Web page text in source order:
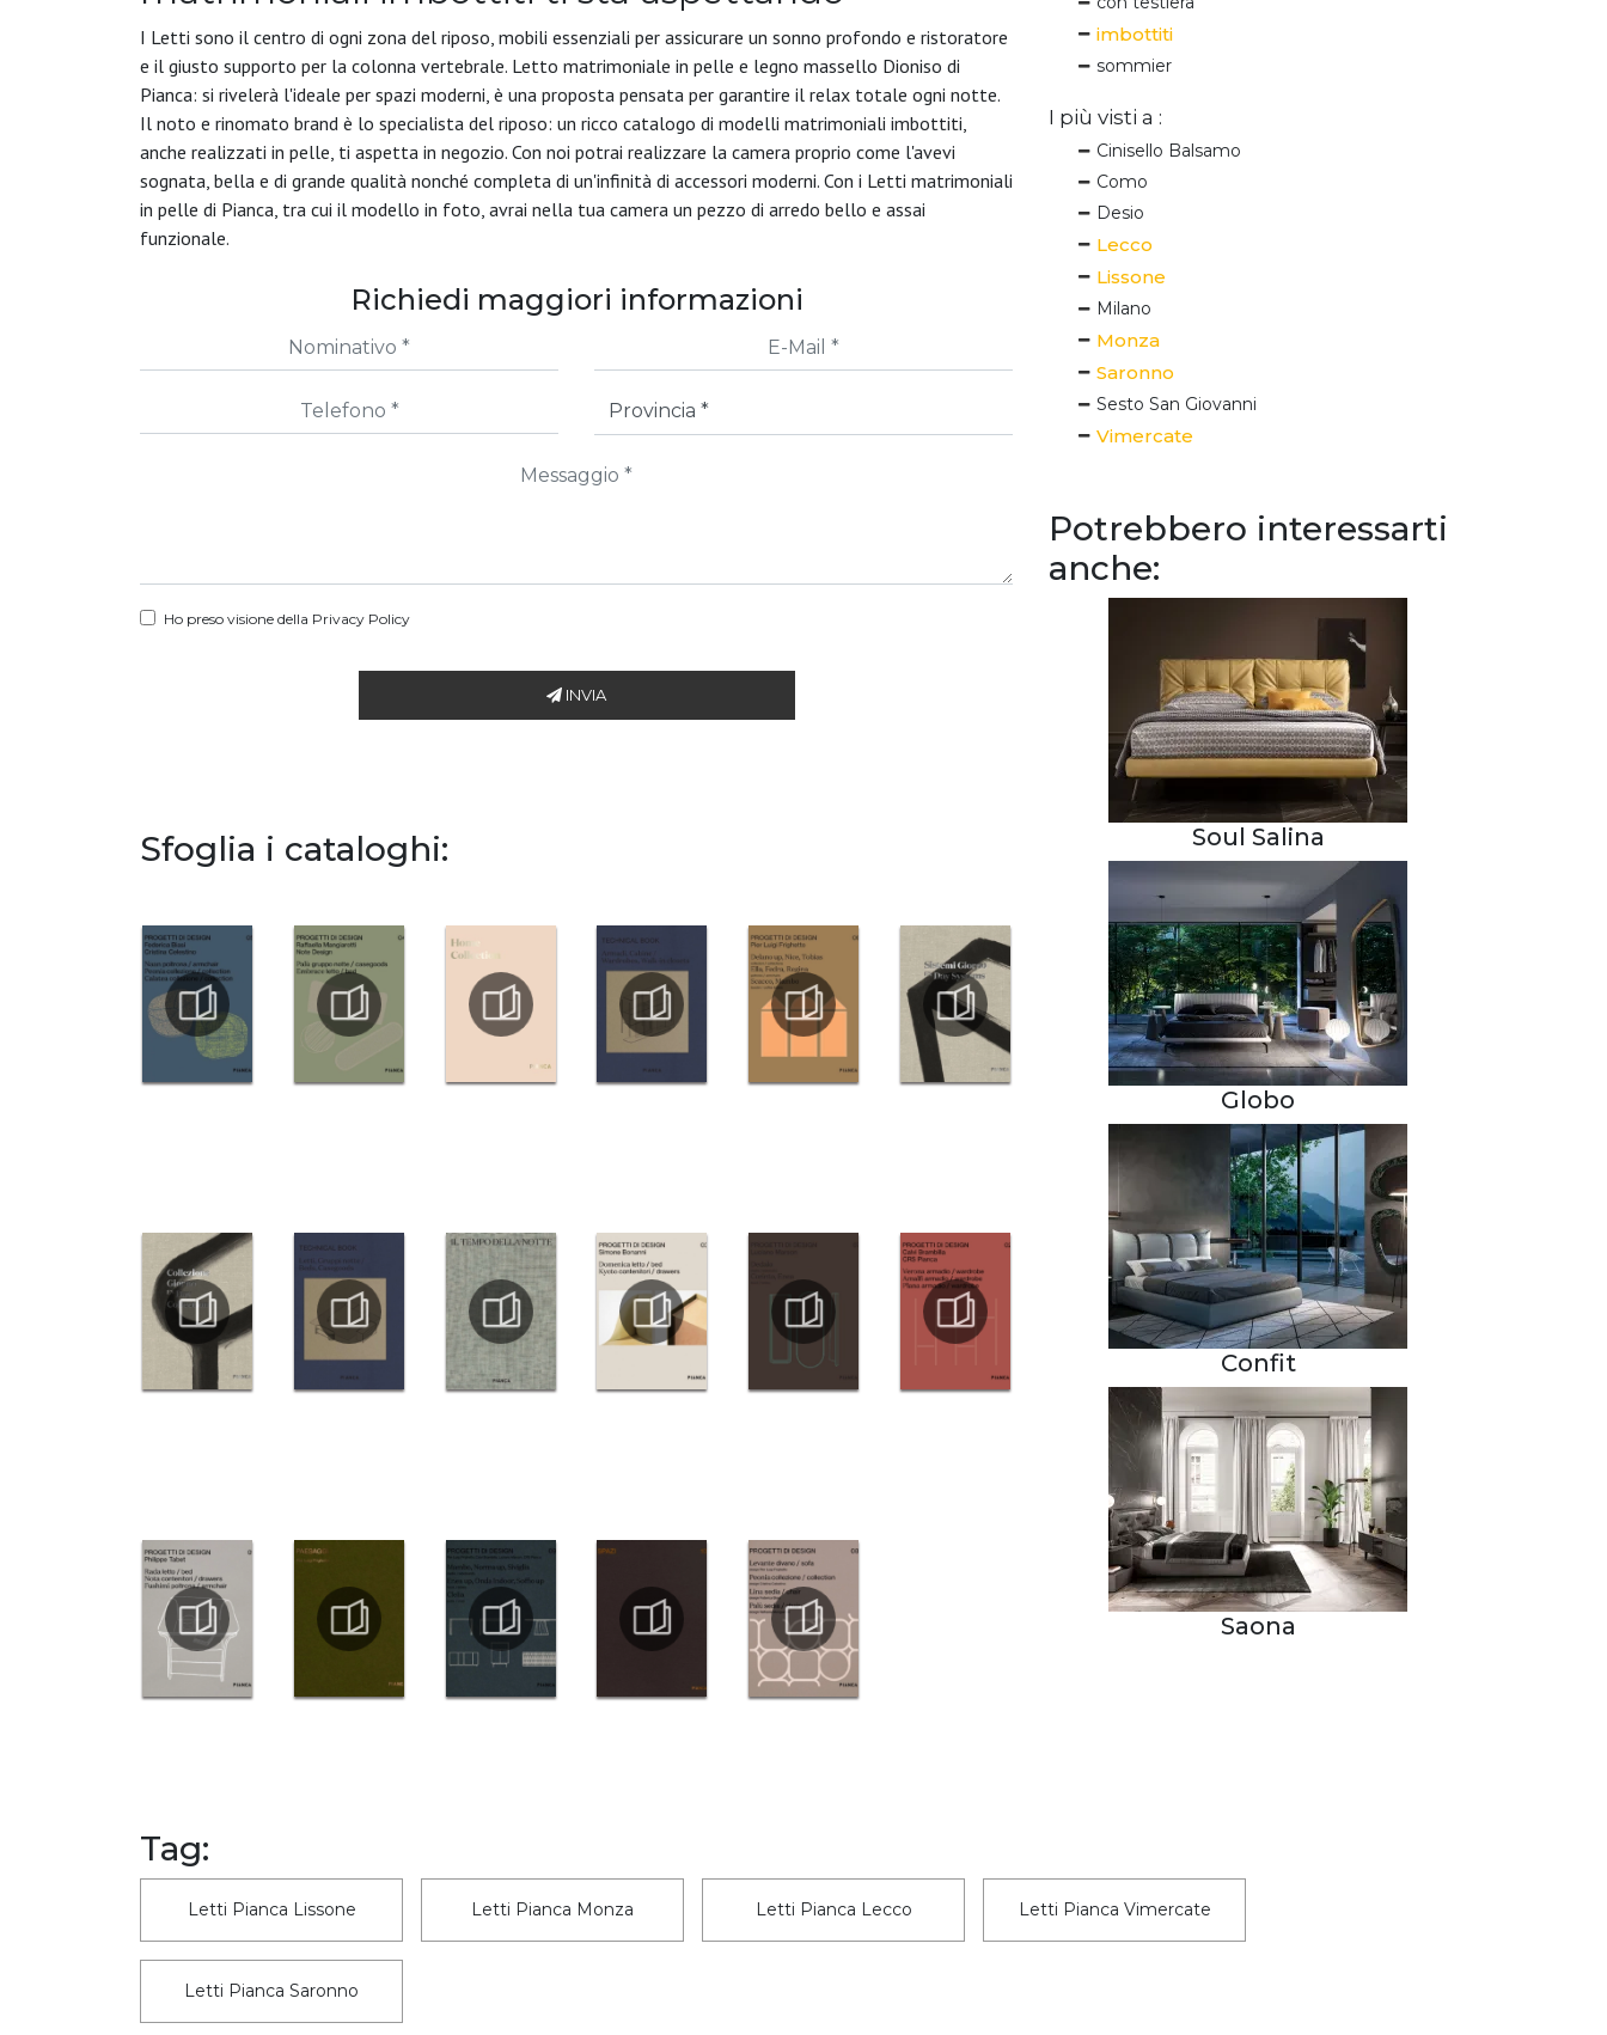
I Letti sono il centro di ogni zona del riposo, mobili essenziali per assicurare un sonno profondo e ristoratore
e il giusto supporto per la colonna vertebrale. Letto matrimoniale in pelle e legno massello Dioniso di
Pianca: si rivelerà l'ideale per spazi moderni, è una proposta pensata per garantire il relax totale ogni notte.
Il noto e rinomato brand è lo specialista del riposo: un ricco catalogo di modelli matrimoniali imbottiti,
anche realizzati in pelle, ti aspetta in negozio. Con noi potrai realizzare la camera proprio come l'avevi
sognata, bella e di grande qualità nonché completa di un'infinità di accessori moderni. Con i Letti matrimoniali
in pelle di Pianca, tra cui il modello in foto, avrai nella tua camera un pezzo di arredo bello e assai
funzionale.
Richiedi maggiori informazioni
Ho preso visione della Privacy Policy
INVIA
Sfoglia i cataloghi:
imbottiti
sommier
I più visti a :
Cinisello Balsamo
Como
Desio
Lecco
Lissone
Milano
Monza
Saronno
Sesto San Giovanni
Vimercate
Potrebbero interessarti
anche:
Soul Salina
Globo
Confit
Saona
Tag:
Letti Pianca Lissone Letti Pianca Monza Letti Pianca Lecco Letti Pianca Vimercate
Letti Pianca Saronno